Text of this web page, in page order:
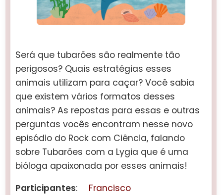
Será que tubarões são realmente tão
perigosos? Quais estratégias esses
animais utilizam para caçar? Você sabia
que existem vários formatos desses
animais? As repostas para essas e outras
perguntas vocês encontram nesse novo
episódio do Rock com Ciência, falando
sobre Tubarões com a Lygia que é uma
bióloga apaixonada por esses animais!
Participantes:
Francisco